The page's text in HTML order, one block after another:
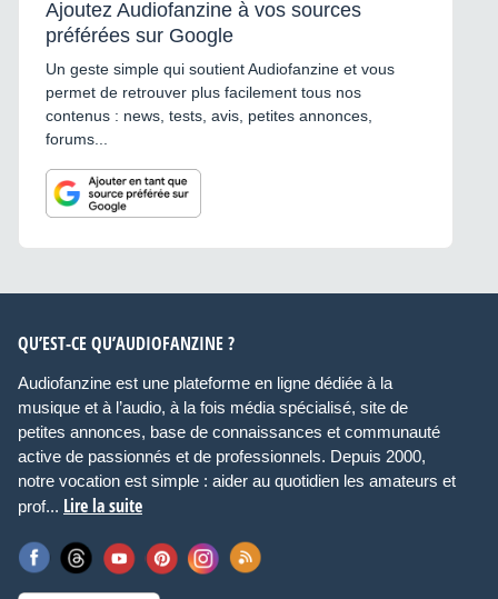
Ajoutez Audiofanzine à vos sources
préférées sur Google
Un geste simple qui soutient Audiofanzine et vous
permet de retrouver plus facilement tous nos
contenus : news, tests, avis, petites annonces,
forums...
QU’EST-CE QU’AUDIOFANZINE ?
Audiofanzine est une plateforme en ligne dédiée à la
musique et à l’audio, à la fois média spécialisé, site de
petites annonces, base de connaissances et communauté
active de passionnés et de professionnels. Depuis 2000,
notre vocation est simple : aider au quotidien les amateurs et
prof... Lire la suite